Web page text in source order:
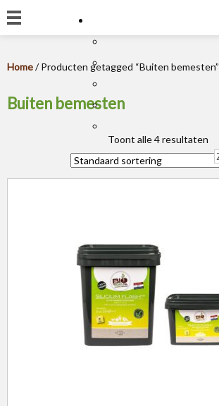
Home/ Producten getagged “Buiten bemesten”
Buiten bemesten
Toont alle 4 resultaten